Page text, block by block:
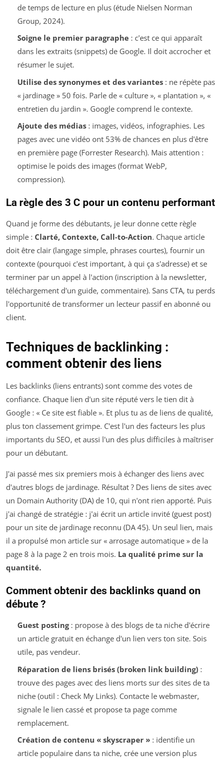
de temps de lecture en plus (étude Nielsen Norman
Group, 2024).
Soigne le premier paragraphe: c'est ce qui apparaît
dans les extraits (snippets) de Google. Il doit accrocher et
résumer le sujet.
Utilise des synonymes et des variantes: ne répète pas
« jardinage » 50 fois. Parle de « culture », « plantation », «
entretien du jardin ». Google comprend le contexte.
Ajoute des médias: images, vidéos, infographies. Les
pages avec une vidéo ont 53% de chances en plus d'être
en première page (Forrester Research). Mais attention :
optimise le poids des images (format WebP,
compression).
La règle des 3 C pour un contenu performant
Quand je forme des débutants, je leur donne cette règle
simple : Clarté, Contexte, Call-to-Action. Chaque article
doit être clair (langage simple, phrases courtes), fournir un
contexte (pourquoi c'est important, à qui ça s'adresse) et se
terminer par un appel à l'action (inscription à la newsletter,
téléchargement d'un guide, commentaire). Sans CTA, tu perds
l'opportunité de transformer un lecteur passif en abonné ou
client.
Techniques de backlinking :
comment obtenir des liens
Les backlinks (liens entrants) sont comme des votes de
confiance. Chaque lien d'un site réputé vers le tien dit à
Google : « Ce site est fiable ». Et plus tu as de liens de qualité,
plus ton classement grimpe. C'est l'un des facteurs les plus
importants du SEO, et aussi l'un des plus difficiles à maîtriser
pour un débutant.
J'ai passé mes six premiers mois à échanger des liens avec
d'autres blogs de jardinage. Résultat ? Des liens de sites avec
un Domain Authority (DA) de 10, qui n'ont rien apporté. Puis
j'ai changé de stratégie : j'ai écrit un article invité (guest post)
pour un site de jardinage reconnu (DA 45). Un seul lien, mais
il a propulsé mon article sur « arrosage automatique » de la
page 8 à la page 2 en trois mois. La qualité prime sur la
quantité.
Comment obtenir des backlinks quand on
débute ?
Guest posting: propose à des blogs de ta niche d'écrire
un article gratuit en échange d'un lien vers ton site. Sois
utile, pas vendeur.
Réparation de liens brisés (broken link building):
trouve des pages avec des liens morts sur des sites de ta
niche (outil : Check My Links). Contacte le webmaster,
signale le lien cassé et propose ta page comme
remplacement.
Création de contenu « skyscraper »: identifie un
article populaire dans ta niche, crée une version plus